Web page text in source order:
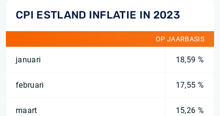
CPI ESTLAND INFLATIE IN 2023
OP JAARBASIS
januari 18,59 %
februari 17,55 %
maart 15,26 %